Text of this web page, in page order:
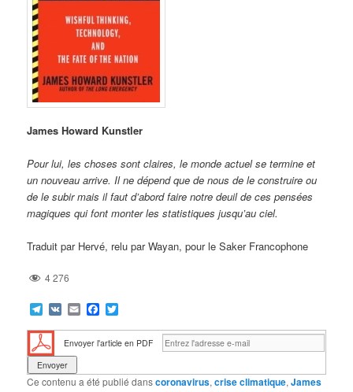
James Howard Kunstler
Pour lui, les choses sont claires, le monde actuel se termine et
un nouveau arrive. Il ne dépend que de nous de le construire ou
de le subir mais il faut d’abord faire notre deuil de ces pensées
magiques qui font monter les statistiques jusqu’au ciel.
Traduit par Hervé, relu par Wayan, pour le Saker Francophone
4 276
Telegram
VK EmailFacebook
Envoyer l'article en PDF
Ce contenu a été publié danscoronavirus,crise climatique,James